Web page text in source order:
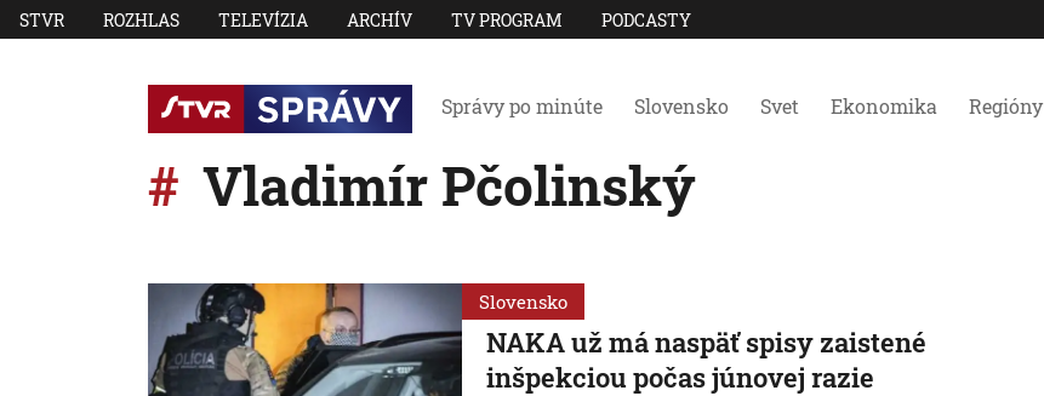
STVR ROZHLAS TELEVÍZIA ARCHÍV TV PROGRAM PODCASTY
Správy po minúte Slovensko Svet Ekonomika Regióny
Vladimír Pčolinský
Slovensko
NAKA už má naspäť spisy zaistené
inšpekciou počas júnovej razie